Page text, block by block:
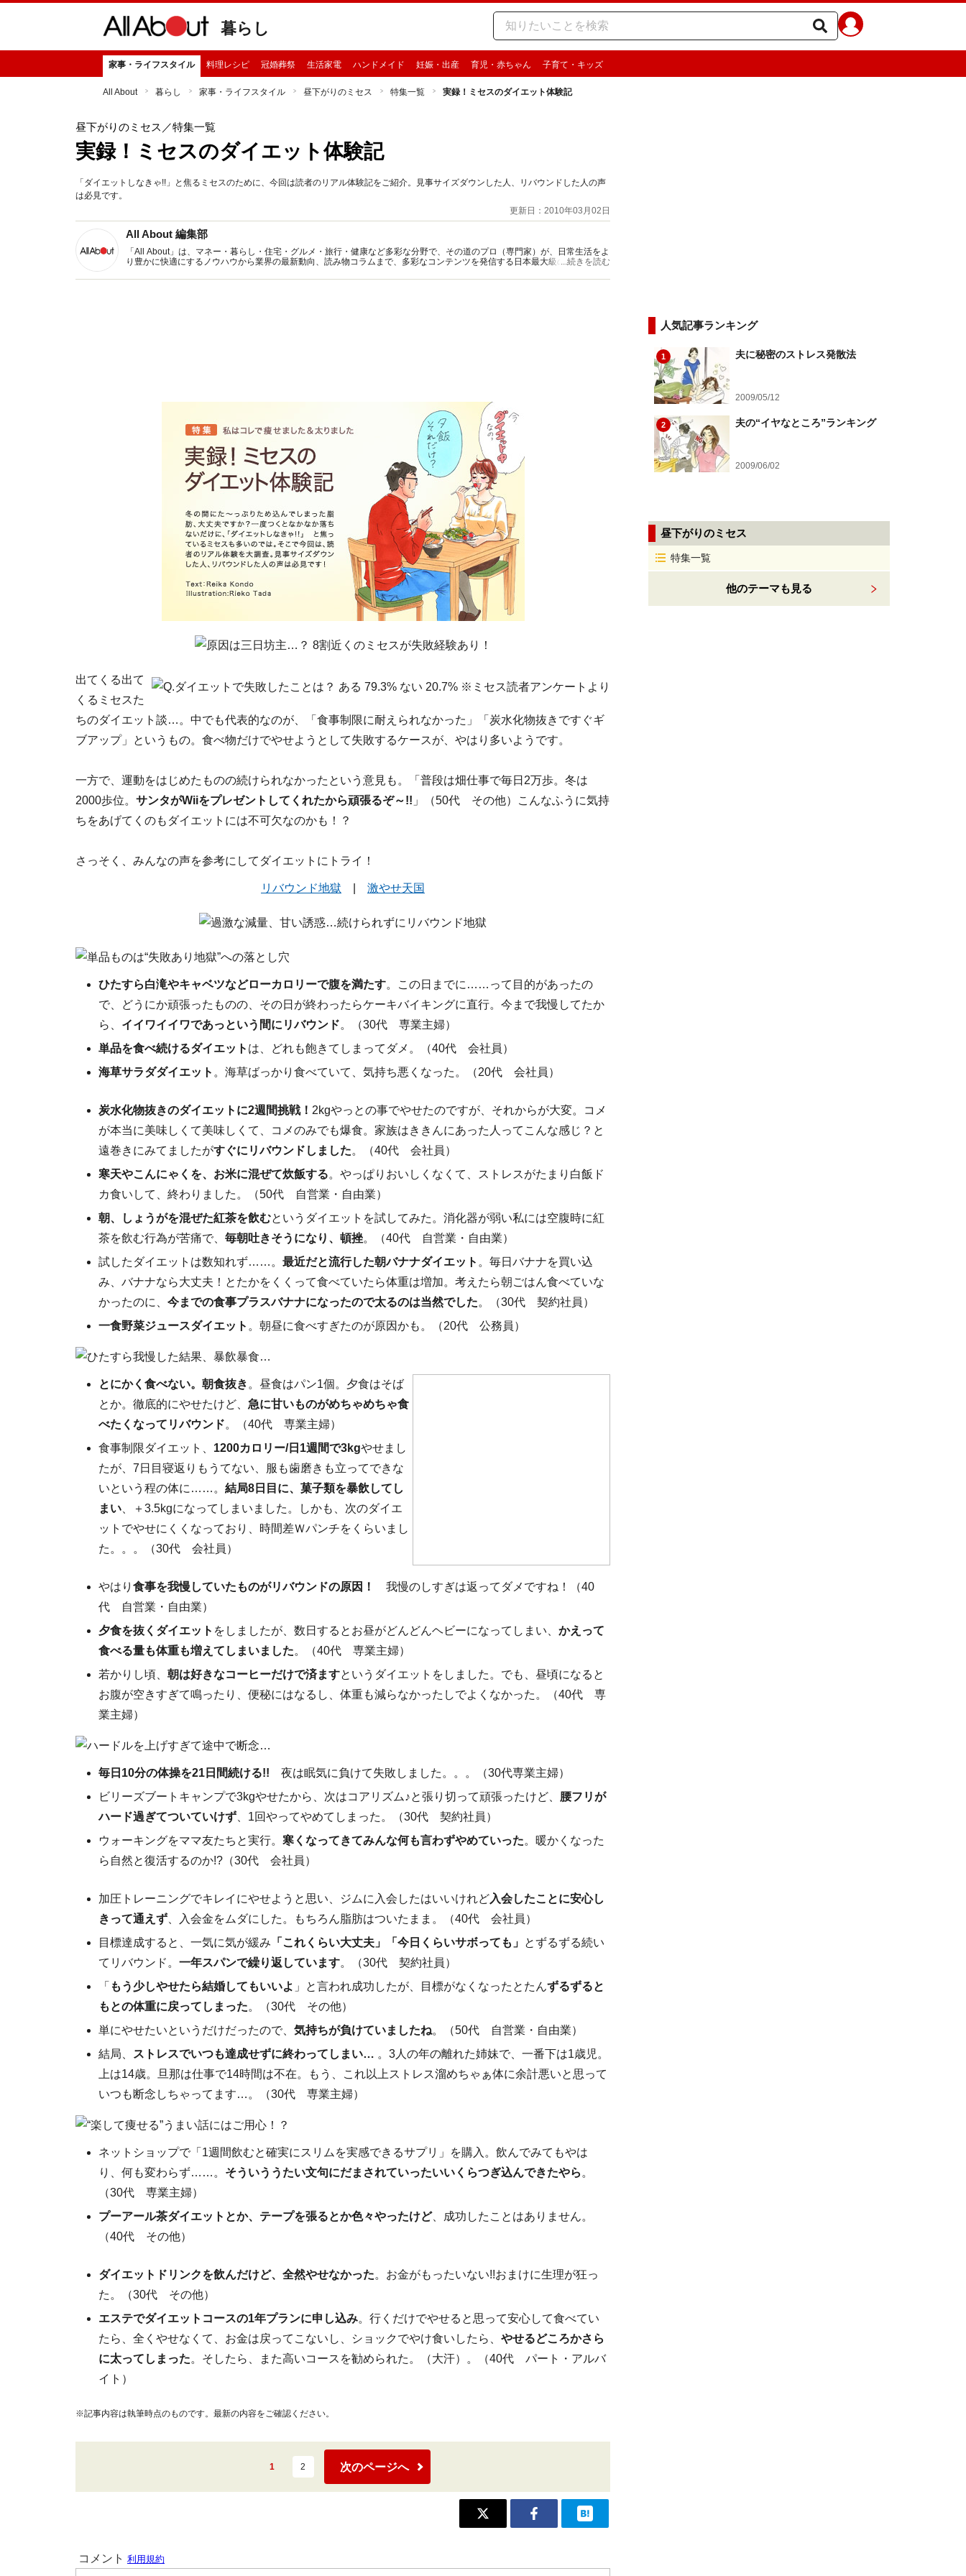
暮らし
家事・ライフスタイル 料理レシピ 冠婚葬祭 生活家電 ハンドメイド 妊娠・出産 育児・赤ちゃん 子育て・キッズ
All About 暮らし 家事・ライフスタイル 昼下がりのミセス 特集一覧 実録！ミセスのダイエット体験記
昼下がりのミセス ／特集一覧
実録！ミセスのダイエット体験記
「ダイエットしなきゃ!!」と焦るミセスのために、今回は読者のリアル体験記をご紹介。見事サイズダウンした人、リバウンドした人の声
は必見です。
更新日：2010年03月02日
All About 編集部
「All About」は、マネー・暮らし・住宅・グルメ・旅行・健康など多彩な分野で、その道のプロ（専門家）が、日常生活をよ
り豊かに快適にするノウハウから業界の最新動向、読み物コラムまで、多彩なコンテンツを発信する日本最大級の総合情報サ
...続きを読む
出てくる出て
くるミセスた
ちのダイエット談…。中でも代表的なのが、「食事制限に耐えられなかった」「炭水化物抜きですぐギ
ブアップ」というもの。食べ物だけでやせようとして失敗するケースが、やはり多いようです。
一方で、運動をはじめたものの続けられなかったという意見も。「普段は畑仕事で毎日2万歩。冬は
2000歩位。 サンタがWiiをプレゼントしてくれたから頑張るぞ～!! 」（50代 その他）こんなふうに気持
ちをあげてくのもダイエットには不可欠なのかも！？
さっそく、みんなの声を参考にしてダイエットにトライ！
リバウンド地獄 激やせ天国
ひたすら白滝やキャベツなどローカロリーで腹を満たす。この日までに……って目的があったの
で、どうにか頑張ったものの、その日が終わったらケーキバイキングに直行。今まで我慢してたか
ら、 イイワイイワであっという間にリバウンド。（30代 専業主婦）
単品を食べ続けるダイエット は、どれも飽きてしまってダメ。（40代 会社員）
海草サラダダイエット 。海草ばっかり食べていて、気持ち悪くなった。（20代 会社員）
炭水化物抜きのダイエットに2週間挑戦！ 2kgやっとの事でやせたのですが、それからが大変。コメ
が本当に美味しくて美味しくて、コメのみでも爆食。家族はききんにあった人ってこんな感じ？と
遠巻きにみてましたがすぐにリバウンドしました。（40代 会社員）
寒天やこんにゃくを、お米に混ぜて炊飯する。やっぱりおいしくなくて、ストレスがたまり白飯ド
カ食いして、終わりました。（50代 自営業・自由業）
朝、しょうがを混ぜた紅茶を飲むというダイエットを試してみた。消化器が弱い私には空腹時に紅
茶を飲む行為が苦痛で、 毎朝吐きそうになり、頓挫。（40代 自営業・自由業）
試したダイエットは数知れず……。 最近だと流行した朝バナナダイエット 。毎日バナナを買い込
み、バナナなら大丈夫！とたかをくくって食べていたら体重は増加。考えたら朝ごはん食べていな
かったのに、 今までの食事プラスバナナになったので太るのは当然でした。（30代 契約社員）
一食野菜ジュースダイエット 。朝昼に食べすぎたのが原因かも。（20代 公務員）
とにかく食べない。朝食抜き 。昼食はパン1個。夕食はそば
とか。徹底的にやせたけど、 急に甘いものがめちゃめちゃ食
べたくなってリバウンド。（40代 専業主婦）
食事制限ダイエット、 1200カロリー/日1週間で3kgやせまし
たが、7日目寝返りもうてない、服も歯磨きも立ってできな
いという程の体に……。 結局8日目に、菓子類を暴飲してし
まい 、＋3.5kgになってしまいました。しかも、次のダイエ
ットでやせにくくなっており、時間差Ｗパンチをくらいまし
た。。。（30代 会社員）
やはり 食事を我慢していたものがリバウンドの原因！
我慢のしすぎは返ってダメですね！（40
代 自営業・自由業）
夕食を抜くダイエット をしましたが、数日するとお昼がどんどんヘビーになってしまい、 かえって
食べる量も体重も増えてしまいました。（40代 専業主婦）
若かりし頃、 朝は好きなコーヒーだけで済ますというダイエットをしました。でも、昼頃になると
お腹が空きすぎて鳴ったり、便秘にはなるし、体重も減らなかったしでよくなかった。（40代 専
業主婦）
毎日10分の体操を21日間続ける!! 夜は眠気に負けて失敗しました。。。（30代専業主婦）
ビリーズブートキャンプで3kgやせたから、次はコアリズム♪と張り切って頑張ったけど、 腰フリが
ハード過ぎてついていけず 、1回やってやめてしまった。（30代 契約社員）
ウォーキングをママ友たちと実行。 寒くなってきてみんな何も言わずやめていった。暖かくなった
ら自然と復活するのか!?（30代 会社員）
加圧トレーニングでキレイにやせようと思い、ジムに入会したはいいけれど入会したことに安心し
きって通えず 、入会金をムダにした。もちろん脂肪はついたまま。（40代 会社員）
目標達成すると、一気に気が緩み 「これくらい大丈夫」「今日くらいサボっても」 とずるずる続い
てリバウンド。 一年スパンで繰り返しています。（30代 契約社員）
「 もう少しやせたら結婚してもいいよ 」と言われ成功したが、目標がなくなったとたんずるずると
もとの体重に戻ってしまった。（30代 その他）
単にやせたいというだけだったので、 気持ちが負けていましたね。（50代 自営業・自由業）
結局、
ストレスでいつも達成せずに終わってしまい… 。3人の年の離れた姉妹で、一番下は1歳児。
上は14歳。旦那は仕事で14時間は不在。もう、これ以上ストレス溜めちゃぁ体に余計悪いと思って
いつも断念しちゃってます…。（30代 専業主婦）
ネットショップで「1週間飲むと確実にスリムを実感できるサプリ」を購入。飲んでみてもやは
り、何も変わらず……。 そういううたい文句にだまされていったいいくらつぎ込んできたやら 。
（30代 専業主婦）
プーアール茶ダイエットとか、テープを張るとか色々やったけど、成功したことはありません。
（40代 その他）
ダイエットドリンクを飲んだけど、全然やせなかった。お金がもったいない!!おまけに生理が狂っ
た。（30代 その他）
エステでダイエットコースの1年プランに申し込み。行くだけでやせると思って安心して食べてい
たら、全くやせなくて、お金は戻ってこないし、ショックでやけ食いしたら、 やせるどころかさら
に太ってしまった。そしたら、また高いコースを勧められた。（大汗）。（40代 パート・アルバ
イト）
※記事内容は執筆時点のものです。最新の内容をご確認ください。
1 2 次のページへ
人気記事ランキング
1 夫に秘密のストレス発散法
2009/05/12
2 夫の“イヤなところ”ランキング
2009/06/02
昼下がりのミセス
特集一覧
他のテーマも見る